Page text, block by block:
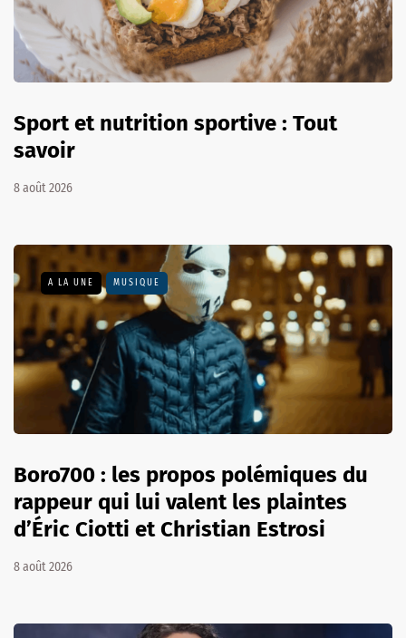
Sport et nutrition sportive : Tout
savoir
8 août 2026
A LA UNE MUSIQUE
Boro700 : les propos polémiques du
rappeur qui lui valent les plaintes
d’Éric Ciotti et Christian Estrosi
8 août 2026